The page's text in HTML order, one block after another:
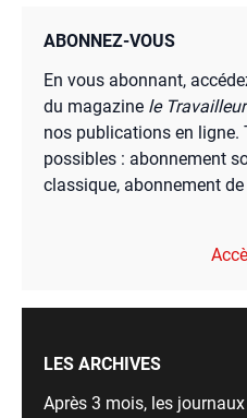
ABONNEZ-VOUS
En vous abonnant,
du magazine le
nos publications en ligne.
possibles : abonnement
classique, abonnement
LES ARCHIVES
Après 3 mois, les